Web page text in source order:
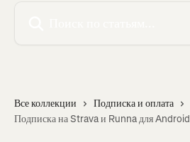
Все коллекции Подписка и оплата
Подписка на Strava и Runna для Android